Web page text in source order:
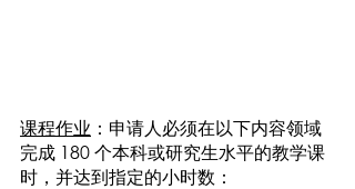
课程作业 ：申请人必须在以下内容领域
完成 180 个本科或研究生水平的教学课
时，并达到指定的小时数：